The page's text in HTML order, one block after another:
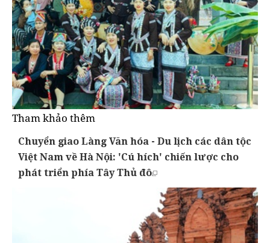
Tham khảo thêm
Chuyển giao Làng Văn hóa - Du lịch các dân tộc
Việt Nam về Hà Nội: 'Cú hích' chiến lược cho
phát triển phía Tây Thủ đô